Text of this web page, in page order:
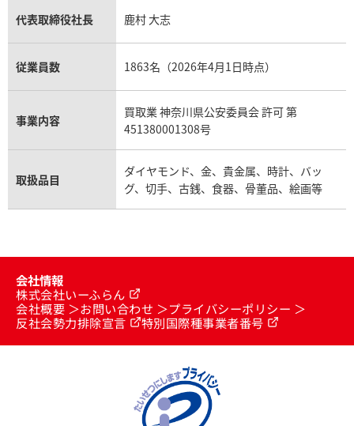
代表取締役社長 鹿村 大志
従業員数 1863名（2026年4月1日時点）
事業内容
買取業 神奈川県公安委員会 許可 第
451380001308号
取扱品目
ダイヤモンド、金、貴金属、時計、バッ
グ、切手、古銭、食器、骨董品、絵画等
会社情報
株式会社いーふらん
会社概要
お問い合わせ
プライバシーポリシー
反社会勢力排除宣言
特別国際種事業者番号